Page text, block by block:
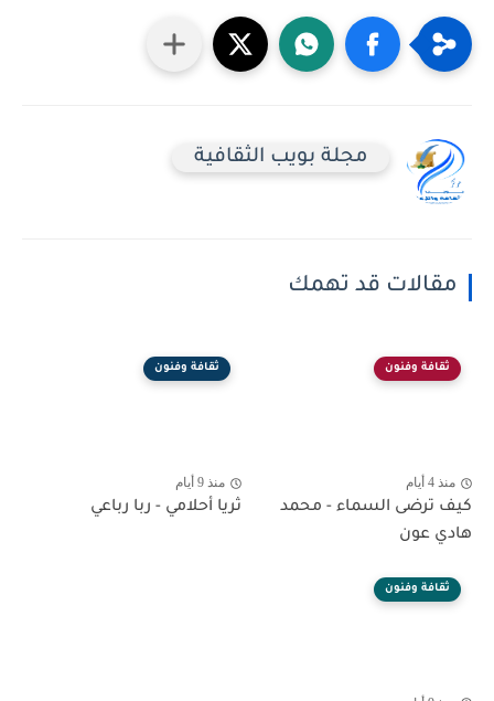
مجلة بويب الثقافية
مقالات قد تهمك
ثقافة وفنون
منذ 4 أيام
كيف ترضى السماء - محمد
هادي عون
ثقافة وفنون
منذ 9 أيام
ثريا أحلامي - ربا رباعي
ثقافة وفنون